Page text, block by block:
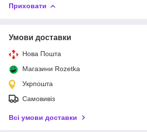
Приховати
Умови доставки
Нова Пошта
Магазини Rozetka
Укрпошта
Самовивіз
Всі умови доставки